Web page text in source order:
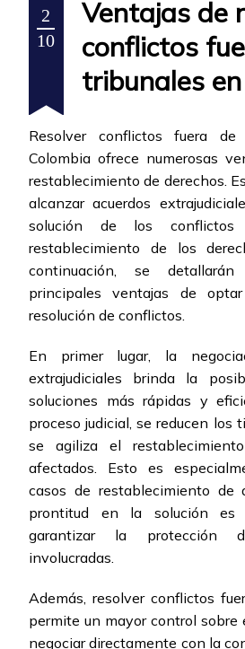
2
10
Ventajas de
conflictos
tribunales
Resolver conflictos fuera
Colombia ofrece numerosas
restablecimiento de derechos.
alcanzar acuerdos
solución de los
restablecimiento de los
continuación, se
principales ventajas de
resolución de conflictos.
En primer lugar, la
extrajudiciales brinda la
soluciones más rápidas y
proceso judicial, se reducen los
se agiliza el
afectados. Esto es
casos de restablecimiento de
prontitud en la solución es
garantizar la protección
involucradas.
Además, resolver conflictos
permite un mayor control sobre
negociar directamente con la